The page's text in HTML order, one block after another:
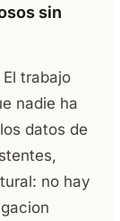
sin
trabajo
nadie ha
datos de
no hay